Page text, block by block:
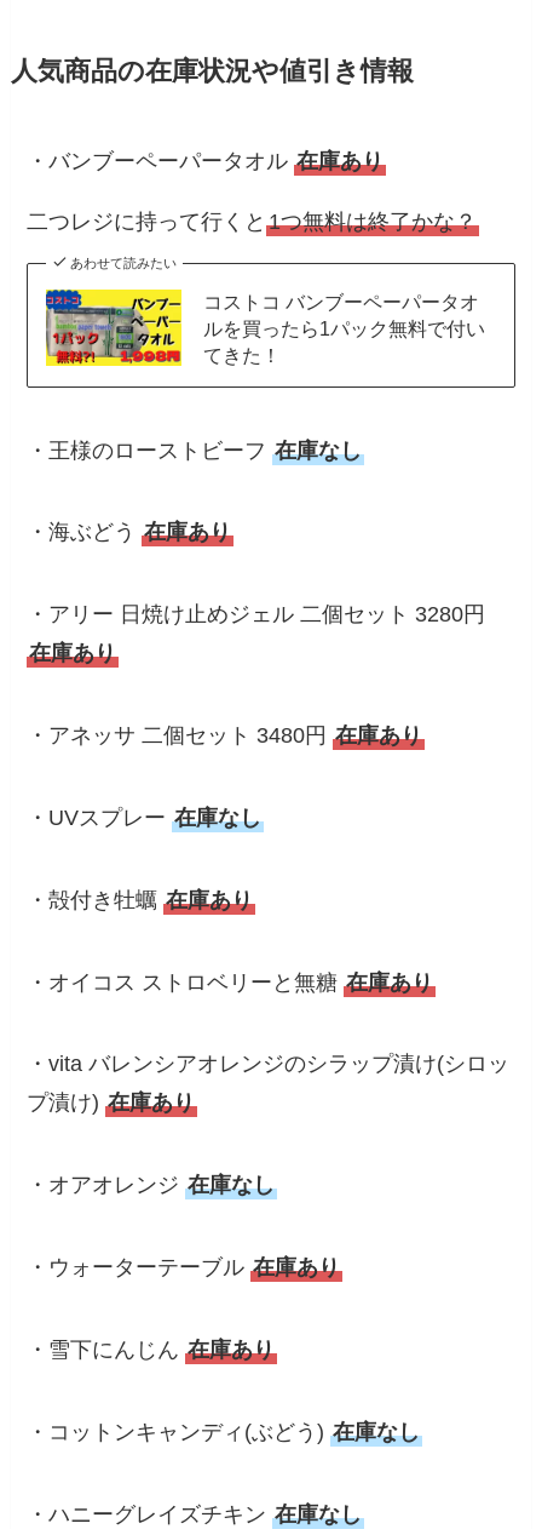
人気商品の在庫状況や値引き情報
・バンブーペーパータオル在庫あり
二つレジに持って行くと1つ無料は終了かな？
あわせて読みたい
コストコ バンブーペーパータオ
ルを買ったら1パック無料で付い
てきた！
・王様のローストビーフ在庫なし
・海ぶどう在庫あり
・アリー 日焼け止めジェル 二個セット 3280円
在庫あり
・アネッサ 二個セット 3480円在庫あり
・UVスプレー在庫なし
・殻付き牡蠣在庫あり
・オイコス ストロベリーと無糖在庫あり
・vita バレンシアオレンジのシラップ漬け(シロッ
プ漬け)在庫あり
・オアオレンジ在庫なし
・ウォーターテーブル在庫あり
・雪下にんじん在庫あり
・コットンキャンディ(ぶどう)在庫なし
・ハニーグレイズチキン在庫なし